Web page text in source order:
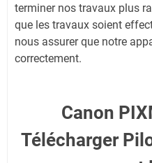
terminer nos travaux plus
que les travaux soient
nous assurer que notre
correctement.
Canon
Télécharger